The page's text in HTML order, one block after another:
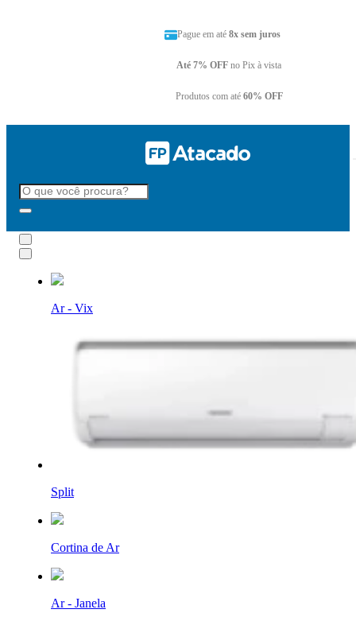
Pague em até 8x sem juros
Até 7% OFF no Pix à vista
Produtos com até 60% OFF
Ar - Vix
Split
Cortina de Ar
Ar - Janela